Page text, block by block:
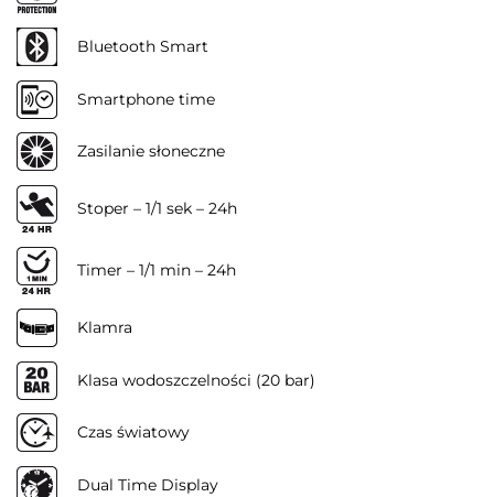
Bluetooth Smart
Smartphone time
Zasilanie słoneczne
Stoper – 1/1 sek – 24h
Timer – 1/1 min – 24h
Klamra
Klasa wodoszczelności (20 bar)
Czas światowy
Dual Time Display